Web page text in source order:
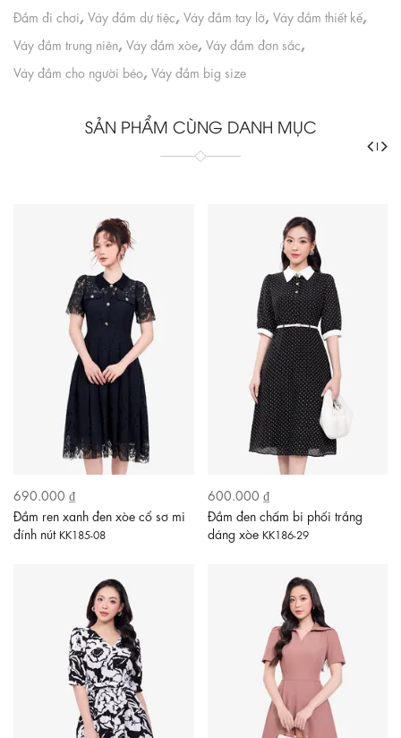
Đầm đi chơi, Váy đầm dự tiệc, Váy đầm tay lỡ, Váy đầm thiết kế,
Váy đầm trung niên, Váy đầm xòe, Váy đầm đơn sắc,
Váy đầm cho người béo, Váy đầm big size
SẢN PHẨM CÙNG DANH MỤC
690.000 ₫
Đầm ren xanh đen xòe cổ sơ mi
đính nút KK185-08
600.000 ₫
Đầm đen chấm bi phối trắng
dáng xòe KK186-29